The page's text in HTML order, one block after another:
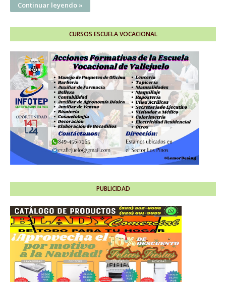
Continuar leyendo »
CURSOS ESCUELA VOCACIONAL
PUBLICIDAD